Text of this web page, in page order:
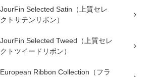
JourFin Selected Satin（上質セレ
クトサテンリボン）
JourFin Selected Tweed（上質セレ
クトツイードリボン）
European Ribbon Collection（フラ